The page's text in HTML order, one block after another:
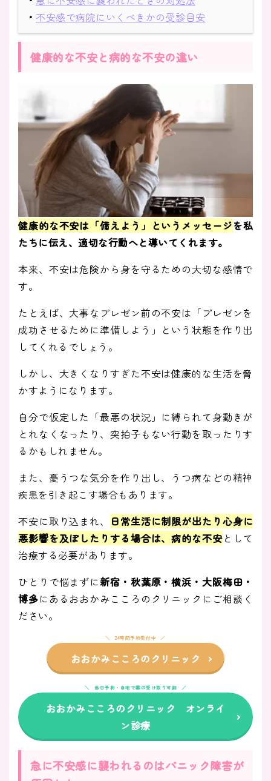
・ 不安感で病院にいくべきかの受診目安
健康的な不安と病的な不安の違い
健康的な不安は「備えよう」というメッセージを私
たちに伝え、適切な行動へと導いてくれます。
本来、不安は危険から身を守るための大切な感情で
す。
たとえば、大事なプレゼン前の不安は「プレゼンを
成功させるために準備しよう」という状態を作り出
してくれるでしょう。
しかし、大きくなりすぎた不安は健康的な生活を脅
かすようになります。
自分で仮定した「最悪の状況」に縛られて身動きが
とれなくなったり、突拍子もない行動を取ったりす
るかもしれません。
また、憂うつな気分を作り出し、うつ病などの精神
疾患を引き起こす場合もあります。
不安に取り込まれ、
日常生活に制限が出たり心身に
悪影響を及ぼしたりする場合は、病的な不安として
治療する必要があります。
ひとりで悩まずに新宿・秋葉原・横浜・大阪梅田・
博多にあるおおかみこころのクリニックにご相談く
ださい。
24時間予約受付中
おおかみこころのクリニック
当日予約・自宅で薬の受け取り可能
おおかみこころのクリニック オンライ
ン診療
急に不安感に襲われるのはパニック障害が